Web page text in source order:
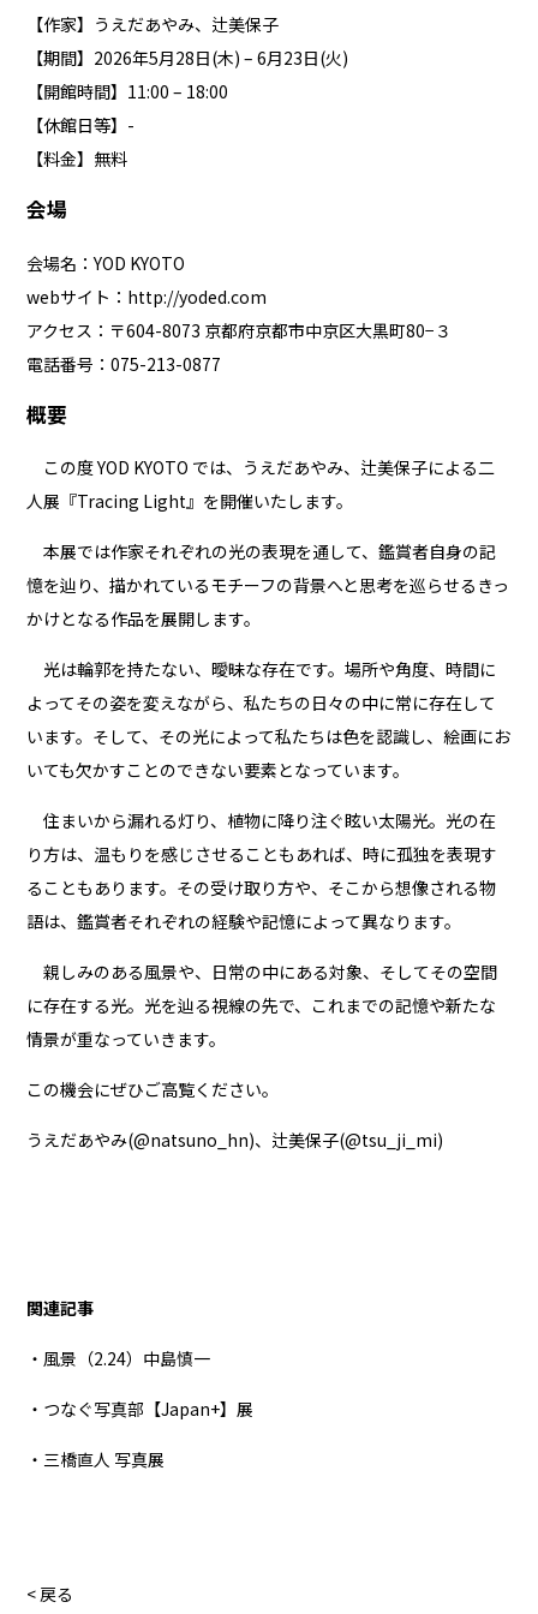
【作家】うえだあやみ、辻美保子
【期間】2026年5月28日(木) – 6月23日(火)
【開館時間】11:00 – 18:00
【休館日等】-
【料金】無料
会場
会場名：YOD KYOTO
webサイト： http://yoded.com
アクセス：〒604-8073 京都府京都市中京区大黒町80−３
電話番号：075-213-0877
概要
この度 YOD KYOTO では、うえだあやみ、辻美保子による二
人展『Tracing Light』を開催いたします。
本展では作家それぞれの光の表現を通して、鑑賞者自身の記
憶を辿り、描かれているモチーフの背景へと思考を巡らせるきっ
かけとなる作品を展開します。
光は輪郭を持たない、曖昧な存在です。場所や角度、時間に
よってその姿を変えながら、私たちの日々の中に常に存在して
います。そして、その光によって私たちは色を認識し、絵画にお
いても欠かすことのできない要素となっています。
住まいから漏れる灯り、植物に降り注ぐ眩い太陽光。光の在
り方は、温もりを感じさせることもあれば、時に孤独を表現す
ることもあります。その受け取り方や、そこから想像される物
語は、鑑賞者それぞれの経験や記憶によって異なります。
親しみのある風景や、日常の中にある対象、そしてその空間
に存在する光。光を辿る視線の先で、これまでの記憶や新たな
情景が重なっていきます。
この機会にぜひご高覧ください。
うえだあやみ(@natsuno_hn)、辻美保子(@tsu_ji_mi)
関連記事
・風景（2.24）中島慎一
・つなぐ写真部【Japan+】展
・三橋直人 写真展
< 戻る